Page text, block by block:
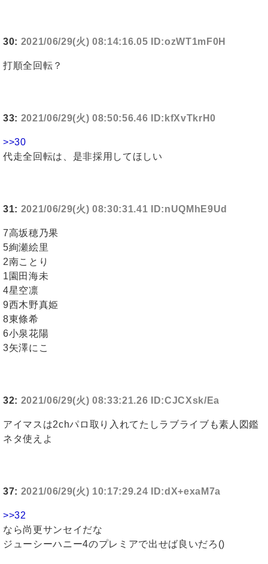
30: 2021/06/29(火) 08:14:16.05 ID:ozWT1mF0H
打順全回転？
33: 2021/06/29(火) 08:50:56.46 ID:kfXvTkrH0
>>30
代走全回転は、是非採用してほしい
31: 2021/06/29(火) 08:30:31.41 ID:nUQMhE9Ud
7高坂穂乃果
5絢瀬絵里
2南ことり
1園田海未
4星空凛
9西木野真姫
8東條希
6小泉花陽
3矢澤にこ
32: 2021/06/29(火) 08:33:21.26 ID:CJCXsk/Ea
アイマスは2chパロ取り入れてたしラブライブも素人図鑑
ネタ使えよ
37: 2021/06/29(火) 10:17:29.24 ID:dX+exaM7a
>>32
なら尚更サンセイだな
ジューシーハニー4のプレミアで出せば良いだろ()